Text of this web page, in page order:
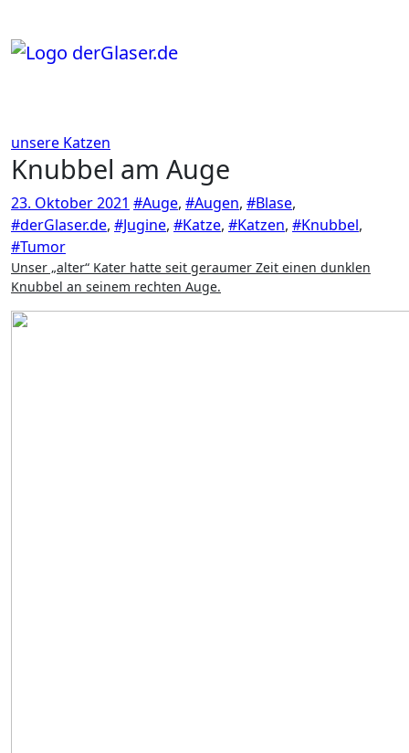
springen
unsere Katzen
Knubbel am Auge
23. Oktober 2021 #Auge, #Augen, #Blase,
#derGlaser.de, #Jugine, #Katze, #Katzen, #Knubbel,
#Tumor
Unser „alter“ Kater hatte seit geraumer Zeit einen dunklen
Knubbel an seinem rechten Auge.